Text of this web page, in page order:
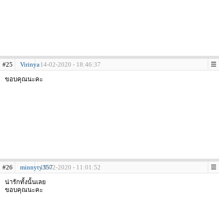
#25 Virinya14-02-2020 - 18:46:37
ขอบคุณนะคะ
#26 minnyty35719-02-2020 - 11:01:52
น่ารักทั้งนั้นเลย
ขอบคุณนะคะ